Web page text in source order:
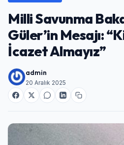
Milli Savunma
Güler’in Mesajı:
İcazet Almayız”
admin
20 Aralık 2025